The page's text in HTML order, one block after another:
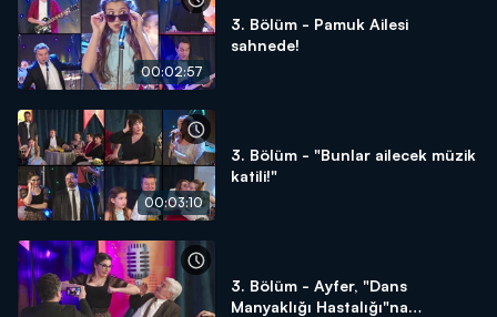
00:02:57
3. Bölüm - Pamuk Ailesi
sahnede!
00:03:10
3. Bölüm - "Bunlar ailecek müzik
katili!"
3. Bölüm - Ayfer, "Dans
Manyaklığı Hastalığı"na